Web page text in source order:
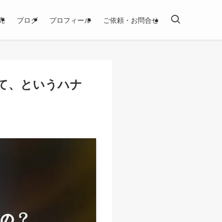
ブログ プロフィール ご依頼・お問合せ
、というハナ